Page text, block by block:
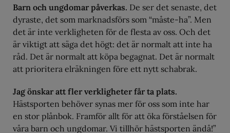
Barn och ungdomar påverkas. De ser det senaste, det
dyraste, det som marknadsförs som “måste-ha”. Men
det är inte verkligheten för de flesta av oss. Och det
är viktigt att säga det högt: det är normalt att inte ha
råd. Det är normalt att köpa begagnat. Det är normalt
att prioritera elräkningen före ett nytt schabrak.
Jag önskar att fler verkligheter får ta plats.
Hästsporten behöver synas mer för oss som inte har
en stor plånbok. Framför allt för att öka förståelsen för
våra barn och ungdomar. Vi tillhör hästsporten ändå!”